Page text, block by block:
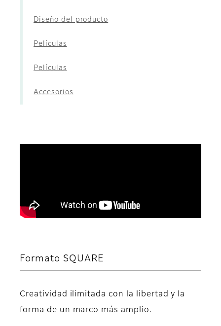
Diseño del producto
Películas
Películas
Accesorios
Formato SQUARE
Creatividad ilimitada con la libertad y la
forma de un marco más amplio.